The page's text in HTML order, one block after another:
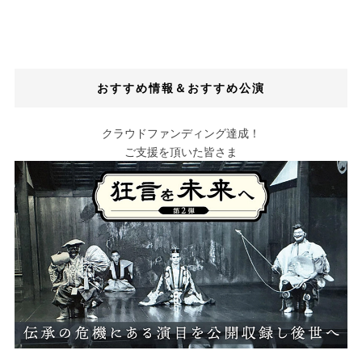
おすすめ情報＆おすすめ公演
クラウドファンディング達成！
ご支援を頂いた皆さま